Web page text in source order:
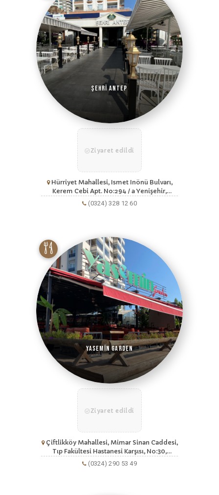
Şehri Antep
Ziyaret edildi
Hürriyet Mahallesi, Ismet Inönü Bulvarı,
Kerem Cebi Apt. No:294 / a Yenişehir,
Mersin
(0324) 328 12 60
Yasemin Garden
Ziyaret edildi
Çiftlikköy Mahallesi, Mimar Sinan Caddesi,
Tıp Fakültesi Hastanesi Karşısı, No:30,
Yenişehir, Mersin
(0324) 290 53 49